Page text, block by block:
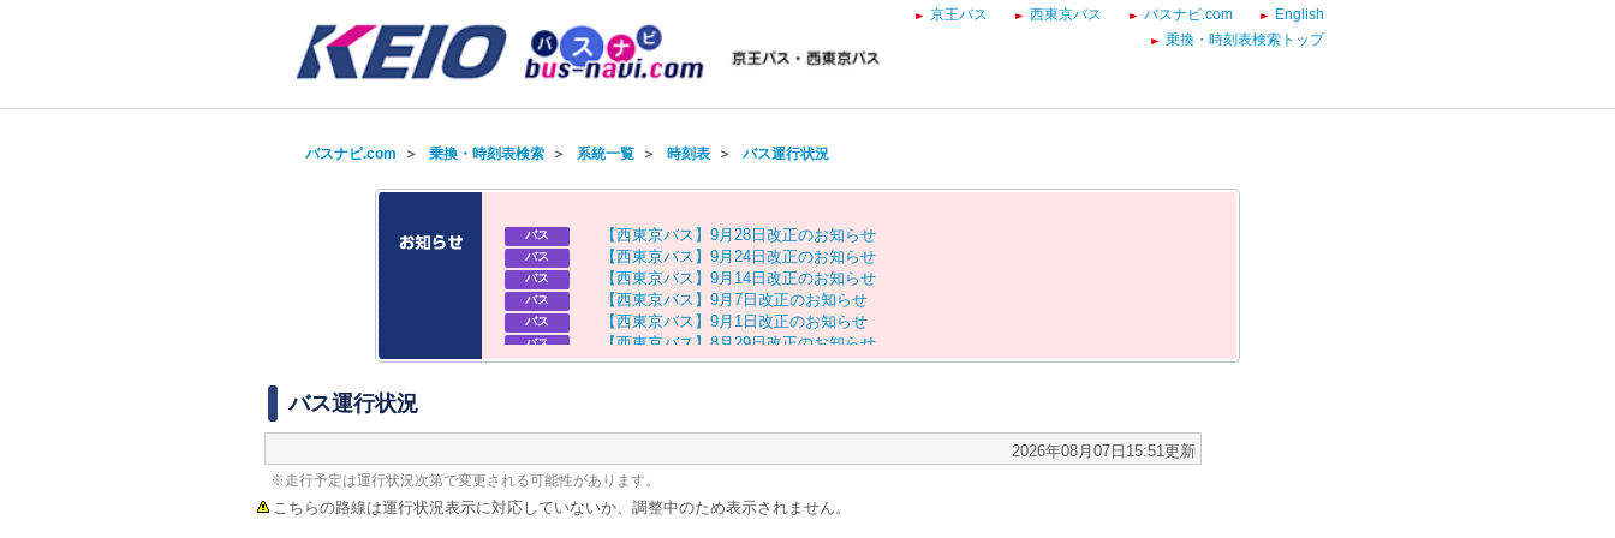
京王バス 西東京バス バスナビ.com
English
乗換・時刻表検索トップ
バスナビ.com ＞ 乗換・時刻表検索＞ 系統一覧＞ 時刻表＞ バス運行状況
バス 【西東京バス 】 9月 28 日 改正のお知 らせ
バス 【西東京バス 】 9月 24 日 改正のお知 らせ
バス 【西東京バス 】 9月 14 日 改正のお知 らせ
バス 【西東京バス 】 9月 7 日 改正のお知 らせ
バス 【西東京バス 】 9月 1 日 改正のお知 らせ
バス 【西東京バス 】 8 月 29日改正のお知 らせ
バス 【京王バス】お盆ダイヤのお知らせ
バス運行状況
2026年08月07日15:51更新
※走行予定は運行状況次第で変更される可能性があります。
こちらの路線は運行状況表示に対応していないか、調整中のため表示されません。